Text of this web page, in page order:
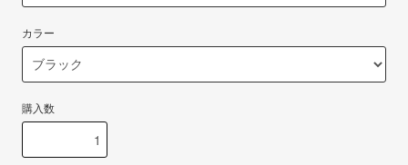
カラー
購入数